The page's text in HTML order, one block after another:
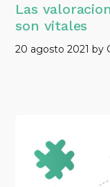
Las
son vitales
20 agosto 2021 by